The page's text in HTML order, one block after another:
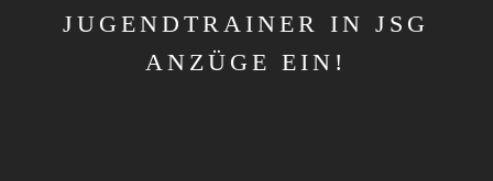
JUGENDTRAINER IN JSG
ANZÜGE EIN!